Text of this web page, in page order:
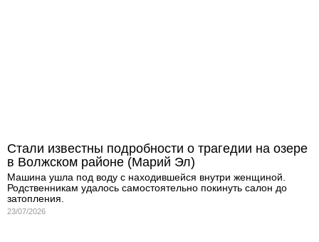
Стали известны подробности о трагедии на озере
в Волжском районе (Марий Эл)
Машина ушла под воду с находившейся внутри женщиной.
Родственникам удалось самостоятельно покинуть салон до
затопления.
23/07/2026